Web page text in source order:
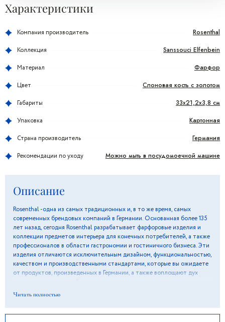
Характеристики
Компания производитель Rosenthal
Коллекция Sanssouci Elfenbein
Материал Фарфор
Цвет Слоновая кость с золотом
Габариты 33x21,2x3,8 см
Упаковка Картонная
Страна производитель Германия
Рекомендации по уходу Можно мыть в посудомоечной машине
Описание
Rosenthal -одна из самых традиционных и, в то же время, самых
современных брендовых компаний в Германии. Основанная более 135
лет назад, сегодня Rosenthal разрабатывает фарфоровые изделия и
коллекции предметов интерьера для конечных потребителей, а также
профессионалов в области гастрономии и гостиничного бизнеса. Эти
изделия отличаются исключительным дизайном, функциональностью,
качеством и производственными стандартами, которые вы ожидаете
от продуктов, произведенных в Германии, а также воплощают дух
Читать полностью